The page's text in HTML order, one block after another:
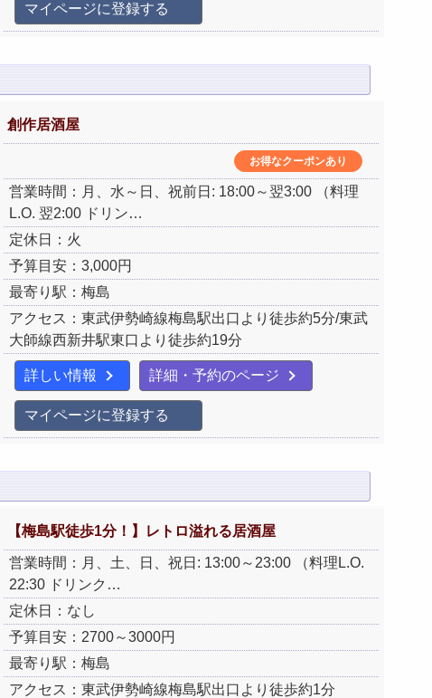
マイページに登録する
創作居酒屋
お得なクーポンあり
営業時間：月、水～日、祝前日: 18:00～翌3:00 （料理
L.O. 翌2:00 ドリン…
定休日：火
予算目安：3,000円
最寄り駅：梅島
アクセス：東武伊勢崎線梅島駅出口より徒歩約5分/東武
大師線西新井駅東口より徒歩約19分
詳しい情報 詳細・予約のページ
マイページに登録する
【梅島駅徒歩1分！】レトロ溢れる居酒屋
営業時間：月、土、日、祝日: 13:00～23:00 （料理L.O.
22:30 ドリンク…
定休日：なし
予算目安：2700～3000円
最寄り駅：梅島
アクセス：東武伊勢崎線梅島駅出口より徒歩約1分